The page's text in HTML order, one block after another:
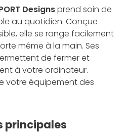
Designsprend soin de
au quotidien. Conçue
elle se range facilement
même à la main. Ses
de fermer et
à votre ordinateur.
votre équipement des
principales